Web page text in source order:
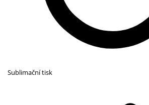
Sublimační tisk